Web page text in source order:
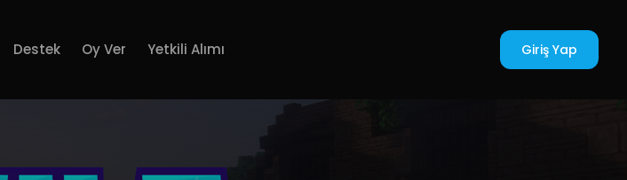
Destek Oy Ver Yetkili Alımı Giriş Yap